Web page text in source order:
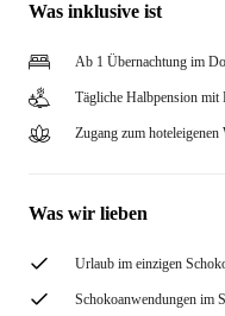
Was inklusive ist
Ab 1 Übernachtung im
Tägliche Halbpension
Zugang zum
Was wir lieben
Urlaub im einzigen
Schokoanwendungen im